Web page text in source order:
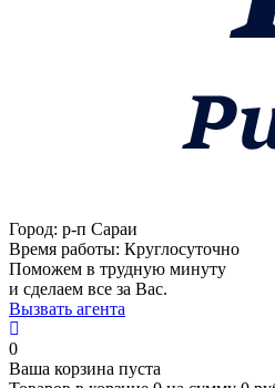
Город: р-п Сараи
Время работы: Круглосуточно
Поможем в трудную минуту
и сделаем все за Вас.
Вызвать агента
0
Ваша корзина пуста